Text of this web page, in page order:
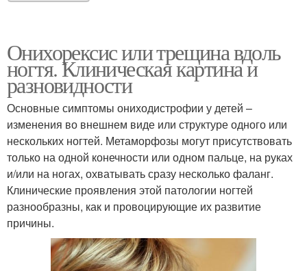
Онихорексис или трещина вдоль
ногтя. Клиническая картина и
разновидности
Основные симптомы ониходистрофии у детей –
изменения во внешнем виде или структуре одного или
нескольких ногтей. Метаморфозы могут присутствовать
только на одной конечности или одном пальце, на руках
и/или на ногах, охватывать сразу несколько фаланг.
Клинические проявления этой патологии ногтей
разнообразны, как и провоцирующие их развитие
причины.